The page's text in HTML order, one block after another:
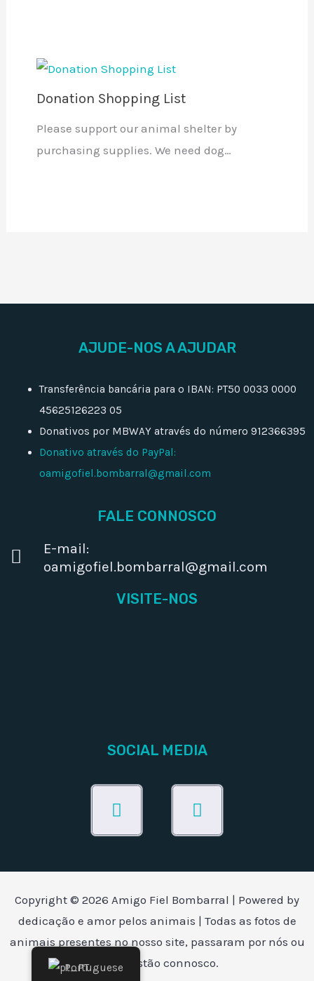
Donation Shopping List
Please support our animal shelter by
purchasing supplies. We need dog…
AJUDE-NOS A AJUDAR
Transferência bancária para o IBAN: PT50 0033 0000
45625126223 05
Donativos por MBWAY através do número 912366395
Donativo através do PayPal:
oamigofiel.bombarral@gmail.com
FALE CONNOSCO
E-mail:
oamigofiel.bombarral@gmail.com
VISITE-NOS
SOCIAL MEDIA
Facebook Instagram
Copyright © 2026 Amigo Fiel Bombarral | Powered by
dedicação e amor pelos animais | Todas as fotos de
animais presentes no nosso site, passaram por nós ou
ainda estão connosco.
Portuguese